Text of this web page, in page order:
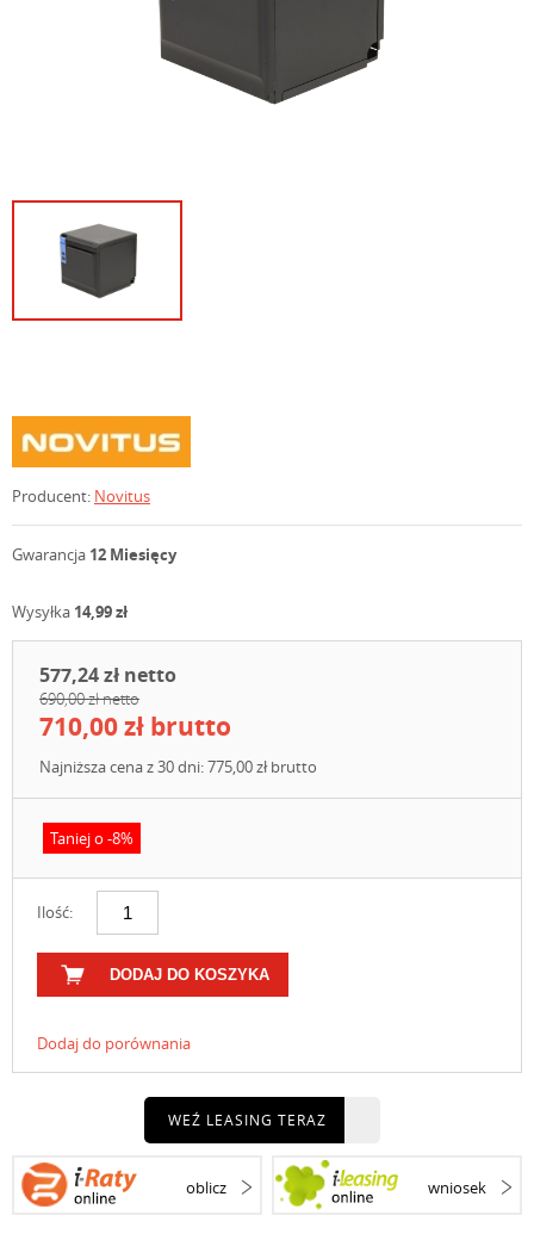
Producent: Novitus
Gwarancja 12 Miesięcy
Wysyłka 14,99 zł
577,24 zł netto
690,00 zł netto
710,00 zł brutto
Najniższa cena z 30 dni: 775,00 zł brutto
Taniej o -8%
Ilość:
DODAJ DO KOSZYKA
Dodaj do porównania
WEŹ LEASING TERAZ
oblicz wniosek